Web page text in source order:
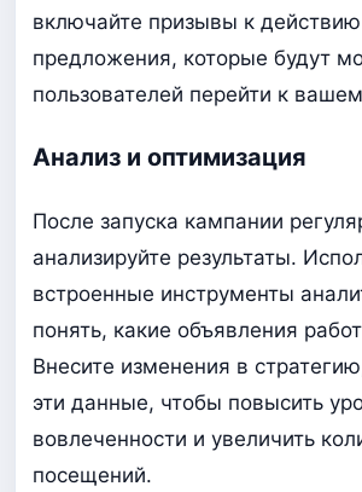
включайте призывы к
предложения, которые будут
пользователей перейти к
Анализ и оптимизация
После запуска кампании
анализируйте результаты.
встроенные инструменты
понять, какие объявления
Внесите изменения в
эти данные, чтобы повысить
вовлеченности и увеличить
посещений.